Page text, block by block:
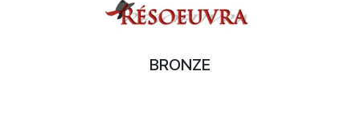
BRONZE